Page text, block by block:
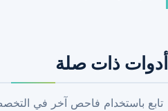
أدوات ذات صلة
تابع باستخدام فاحص آخر في